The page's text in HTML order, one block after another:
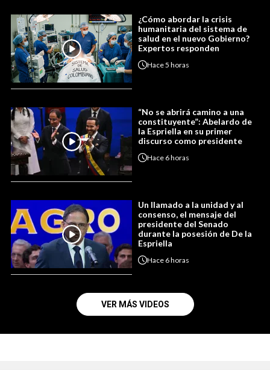
¿Cómo abordar la crisis
humanitaria del sistema de
salud en el nuevo Gobierno?
Expertos responden
Hace5 horas
“No se abrirá camino a una
constituyente”: Abelardo de
la Espriella en su primer
discurso como presidente
Hace 6 horas
Un llamado a la unidad y al
consenso, el mensaje del
presidente del Senado
durante la posesión de De la
Espriella
Hace 6 horas
VER MÁS VIDEOS